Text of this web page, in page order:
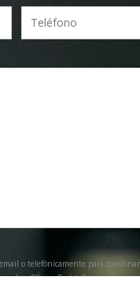
o telefónicamente para
sobre Clínica Berbís Estela y sus